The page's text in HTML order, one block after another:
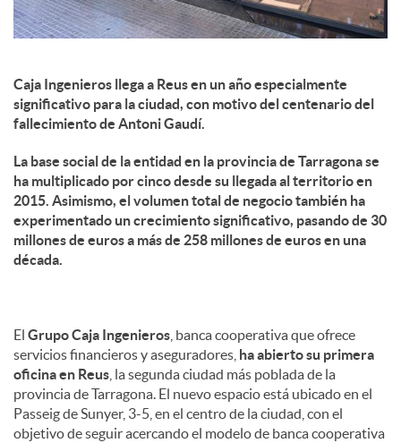
Caja Ingenieros llega a Reus en un año especialmente
significativo para la ciudad, con motivo del centenario del
fallecimiento de Antoni Gaudí.
La base social de la entidad en la provincia de Tarragona se
ha multiplicado por cinco desde su llegada al territorio en
2015. Asimismo, el volumen total de negocio también ha
experimentado un crecimiento significativo, pasando de 30
millones de euros a más de 258 millones de euros en una
década.
El Grupo Caja Ingenieros , banca cooperativa que ofrece
servicios financieros y aseguradores, ha abierto su primera
oficina en Reus , la segunda ciudad más poblada de la
provincia de Tarragona. El nuevo espacio está ubicado en el
Passeig de Sunyer, 3-5, en el centro de la ciudad, con el
objetivo de seguir acercando el modelo de banca cooperativa